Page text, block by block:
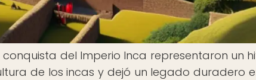
del Imperio Inca representaron un
de los incas y dejó un legado duradero